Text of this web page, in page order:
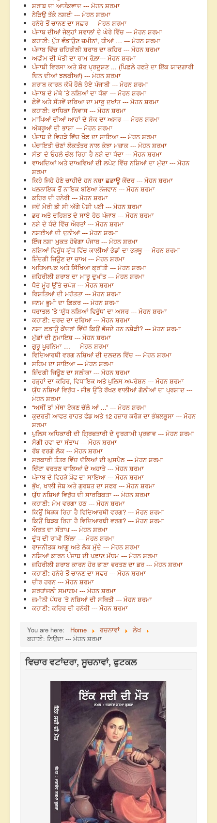
ਸ਼ਰਾਬ ਦਾ ਆਤੰਕਵਾਦ --- ਮੋਹਨ ਸ਼ਰਮਾ
ਨੇੜਿਉਂ ਤੱਕੇ ਨਸ਼ਈ --- ਮੋਹਨ ਸ਼ਰਮਾ
ਹਨੇਰੇ ਤੋਂ ਚਾਨਣ ਦਾ ਸਫ਼ਰ --- ਮੋਹਨ ਸ਼ਰਮਾ
ਪੰਜਾਬ ਦੀਆਂ ਜੇਲ੍ਹਾਂ ਸਵਾਲਾਂ ਦੇ ਘੇਰੇ ਵਿੱਚ --- ਮੋਹਨ ਸ਼ਰਮਾ
ਕਹਾਣੀ: ਪੁੱਤ ਵੰਡਾਉਣ ਜ਼ਮੀਨਾਂ, ਧੀਆਂ … --- ਮੋਹਨ ਸ਼ਰਮਾ
ਪੰਜਾਬ ਵਿੱਚ ਜ਼ਹਿਰੀਲੀ ਸ਼ਰਾਬ ਦਾ ਕਹਿਰ --- ਮੋਹਨ ਸ਼ਰਮਾ
ਅਫੀਮ ਦੀ ਖੇਤੀ ਦਾ ਰਾਮ ਰੌਲ਼ਾ--- ਮੋਹਨ ਸ਼ਰਮਾ
ਪੰਜਾਬੀ ਵਿਰਸਾ ਅਤੇ ਸ਼ੋਰ ਪ੍ਰਦੂਸ਼ਣ ... (ਪਿਛਲੇ ਹਫਤੇ ਦਾ ਇੱਕ ਯਾਦਗਾਰੀ
ਦਿਨ ਦੀਆਂ ਝਲਕੀਆਂ) --- ਮੋਹਨ ਸ਼ਰਮਾ
ਸ਼ਰਾਬ ਕਾਰਨ ਕੱਖੋਂ ਹੌਲੇ ਹੋਏ ਪੰਜਾਬੀ --- ਮੋਹਨ ਸ਼ਰਮਾ
ਪੰਜਾਬ ਦੇ ਮੱਥੇ ’ਤੇ ਨਸ਼ਿਆਂ ਦਾ ਧੱਬਾ --- ਮੋਹਨ ਸ਼ਰਮਾ
ਛੇਵੇਂ ਅਤੇ ਸੱਤਵੇਂ ਦਰਿਆ ਦਾ ਮਾਰੂ ਦੁਖਾਂਤ --- ਮੋਹਨ ਸ਼ਰਮਾ
ਕਹਾਣੀ: ਰਾਧਿਕਾ ਨਿਵਾਸ --- ਮੋਹਨ ਸ਼ਰਮਾ
ਮਾਪਿਆਂ ਦੀਆਂ ਆਹਾਂ ਦੇ ਸੇਕ ਦਾ ਅਸਰ --- ਮੋਹਨ ਸ਼ਰਮਾ
ਅੱਥਰੂਆਂ ਦੀ ਭਾਸ਼ਾ --- ਮੋਹਨ ਸ਼ਰਮਾ
ਪੰਜਾਬ ਦੇ ਵਿਹੜੇ ਵਿੱਚ ਖੌਫ਼ ਦਾ ਸਾਇਆ --- ਮੋਹਨ ਸ਼ਰਮਾ
ਪੰਚਾਇਤੀ ਚੋਣਾਂ ਲੋਕਤੰਤਰ ਨਾਲ ਕੋਝਾ ਮਜ਼ਾਕ --- ਮੋਹਨ ਸ਼ਰਮਾ
ਸੱਤਾ ਦੇ ਓਹਲੇ ਚੱਲ ਰਿਹਾ ਹੈ ਨਸ਼ੇ ਦਾ ਧੰਦਾ --- ਮੋਹਨ ਸ਼ਰਮਾ
ਵਾਅਦਿਆਂ ਅਤੇ ਦਾਅਵਿਆਂ ਦੀ ਲਪੇਟ ਵਿੱਚ ਨਸ਼ਿਆਂ ਦਾ ਮੁੱਦਾ --- ਮੋਹਨ
ਸ਼ਰਮਾ
ਕਿਹੋ ਜਿਹੇ ਹੋਣੇ ਚਾਹੀਦੇ ਹਨ ਨਸ਼ਾ ਛਡਾਊ ਕੇਂਦਰ --- ਮੋਹਨ ਸ਼ਰਮਾ
ਖਲਨਾਇਕ ਤੋਂ ਨਾਇਕ ਬਣਿਆ ਨੌਜਵਾਨ --- ਮੋਹਨ ਸ਼ਰਮਾ
ਕਹਿਰ ਦੀ ਹਨੇਰੀ --- ਮੋਹਨ ਸ਼ਰਮਾ
ਜਦੋਂ ਮੇਰੀ ਡੀ ਸੀ ਅੱਗੇ ਪੇਸ਼ੀ ਪਈ --- ਮੋਹਨ ਸ਼ਰਮਾ
ਡਰ ਅਤੇ ਦਹਿਸ਼ਤ ਦੇ ਸਾਏ ਹੇਠ ਪੰਜਾਬ --- ਮੋਹਨ ਸ਼ਰਮਾ
ਨਸ਼ੇ ਦੇ ਧੰਦੇ ਵਿੱਚ ਔਰਤਾਂ --- ਮੋਹਨ ਸ਼ਰਮਾ
ਨਸ਼ਈਆਂ ਦੀ ਦੁਨੀਆਂ --- ਮੋਹਨ ਸ਼ਰਮਾ
ਇੰਜ ਨਸ਼ਾ ਮੁਕਤ ਹੋਵੇਗਾ ਪੰਜਾਬ --- ਮੋਹਨ ਸ਼ਰਮਾ
ਨਸ਼ਿਆਂ ਵਿਰੁੱਧ ਯੁੱਧ ਵਿੱਚ ਕਾਲੀਆਂ ਭੇਡਾਂ ਦਾ ਭੜਥੂ --- ਮੋਹਨ ਸ਼ਰਮਾ
ਜ਼ਿੰਦਗੀ ਜਿਊਣ ਦਾ ਚਾਅ --- ਮੋਹਨ ਸ਼ਰਮਾ
ਅਧਿਆਪਕ ਅਤੇ ਸਿੱਖਿਆ ਕ੍ਰਾਂਤੀ --- ਮੋਹਨ ਸ਼ਰਮਾ
ਜ਼ਹਿਰੀਲੀ ਸ਼ਰਾਬ ਦਾ ਮਾਰੂ ਦੁਖਾਂਤ --- ਮੋਹਨ ਸ਼ਰਮਾ
ਧੋਤੇ ਮੂੰਹ ਉੱਤੇ ਚਪੇੜ --- ਮੋਹਨ ਸ਼ਰਮਾ
ਰਿਸ਼ਤਿਆਂ ਦੀ ਮਹੱਤਤਾ --- ਮੋਹਨ ਸ਼ਰਮਾ
ਜਨਮ ਭੂਮੀ ਦਾ ਫ਼ਿਕਰ --- ਮੋਹਨ ਸ਼ਰਮਾ
ਧਰਾਤਲ ’ਤੇ ‘ਯੁੱਧ ਨਸ਼ਿਆਂ ਵਿਰੁੱਧ’ ਦਾ ਅਸਰ --- ਮੋਹਨ ਸ਼ਰਮਾ
ਕਹਾਣੀ: ਦਰਦ ਦਾ ਦਰਿਆ --- ਮੋਹਨ ਸ਼ਰਮਾ
ਨਸ਼ਾ ਛਡਾਊ ਕੇਂਦਰਾਂ ਵਿੱਚੋਂ ਕਿਉਂ ਭੱਜਦੇ ਹਨ ਨਸ਼ੇੜੀ? --- ਮੋਹਨ ਸ਼ਰਮਾ
ਮੁੱਛਾਂ ਦੀ ਨੁਮਾਇਸ਼ --- ਮੋਹਨ ਸ਼ਰਮਾ
ਗੁਰੂ ਪੂਰਨਿਮਾ … --- ਮੋਹਨ ਸ਼ਰਮਾ
ਵਿਦਿਆਰਥੀ ਵਰਗ ਨਸ਼ਿਆਂ ਦੀ ਦਲਦਲ ਵਿੱਚ --- ਮੋਹਨ ਸ਼ਰਮਾ
ਸਹਿਮ ਦਾ ਸਾਇਆ --- ਮੋਹਨ ਸ਼ਰਮਾ
ਜ਼ਿੰਦਗੀ ਜਿਊਣ ਦਾ ਸਲੀਕਾ --- ਮੋਹਨ ਸ਼ਰਮਾ
ਹੜ੍ਹਾਂ ਦਾ ਕਹਿਰ, ਵਿਧਾਇਕ ਅਤੇ ਪੁਲਿਸ ਅਪਰੇਸ਼ਨ --- ਮੋਹਨ ਸ਼ਰਮਾ
ਯੁੱਧ ਨਸ਼ਿਆਂ ਵਿਰੁੱਧ - ਜੀਭ ਉੱਤੇ ਰੱਖਣ ਵਾਲੀਆਂ ਗੋਲੀਆਂ ਦਾ ਪ੍ਰਸ਼ਾਦ ---
ਮੋਹਨ ਸ਼ਰਮਾ
“ਅਸੀਂ ਤਾਂ ਮੱਥਾ ਟੇਕਣ ਚੱਲੇ ਆਂ ...” --- ਮੋਹਨ ਸ਼ਰਮਾ
ਕੁਦਰਤੀ ਆਫਤ ਰਾਹਤ ਫੰਡ ਅਤੇ 12 ਹਜ਼ਾਰ ਕਰੋੜ ਦਾ ਭੰਬਲਭੂਸਾ --- ਮੋਹਨ
ਸ਼ਰਮਾ
ਪੁਲਿਸ ਅਧਿਕਾਰੀ ਦੀ ਗ੍ਰਿਫਤਾਰੀ ਦੇ ਦੂਰਗਾਮੀ ਪ੍ਰਭਾਵ --- ਮੋਹਨ ਸ਼ਰਮਾ
ਸੋਗੀ ਹਵਾ ਦਾ ਸੰਤਾਪ --- ਮੋਹਨ ਸ਼ਰਮਾ
ਰੱਬ ਵਰਗੇ ਲੋਕ --- ਮੋਹਨ ਸ਼ਰਮਾ
ਸਰਕਾਰੀ ਤੰਤਰ ਵਿੱਚ ਦੱਲਿਆਂ ਦੀ ਘੁਸਪੈਠ --- ਮੋਹਨ ਸ਼ਰਮਾ
ਚਿੱਟਾ ਵਰਤਣ ਵਾਲਿਆਂ ਦੇ ਅਹਾਤੇ --- ਮੋਹਨ ਸ਼ਰਮਾ
ਪੰਜਾਬ ਦੇ ਵਿਹੜੇ ਖ਼ੌਫ ਦਾ ਸਾਇਆ --- ਮੋਹਨ ਸ਼ਰਮਾ
ਭੁੱਖ, ਖਾਲੀ ਜੇਬ ਅਤੇ ਗੁਰਬਤ ਦਾ ਸਫਰ --- ਮੋਹਨ ਸ਼ਰਮਾ
ਯੁੱਧ ਨਸ਼ਿਆਂ ਵਿਰੁੱਧ ਦੀ ਸਾਰਥਿਕਤਾ --- ਮੋਹਨ ਸ਼ਰਮਾ
ਕਹਾਣੀ: ਮੋਮ ਵਰਗਾ ਹਠ --- ਮੋਹਨ ਸ਼ਰਮਾ
ਕਿਉਂ ਥਿੜਕ ਰਿਹਾ ਹੈ ਵਿਦਿਆਰਥੀ ਵਰਗ? --- ਮੋਹਨ ਸ਼ਰਮਾ
ਕਿਉਂ ਥਿੜਕ ਰਿਹਾ ਹੈ ਵਿਦਿਆਰਥੀ ਵਰਗ? --- ਮੋਹਨ ਸ਼ਰਮਾ
ਔਰਤ ਦਾ ਸੰਤਾਪ --- ਮੋਹਨ ਸ਼ਰਮਾ
ਦੁੱਧ ਦੀ ਰਾਖੀ ਬਿੱਲਾ --- ਮੋਹਨ ਸ਼ਰਮਾ
ਰਾਜਨੀਤਕ ਆਗੂ ਅਤੇ ਲੋਕ ਮੁੱਦੇ --- ਮੋਹਨ ਸ਼ਰਮਾ
ਨਸ਼ਿਆਂ ਕਾਰਨ ਪੰਜਾਬ ਦੀ ਪਛਾਣ ਮੱਧਮ --- ਮੋਹਨ ਸ਼ਰਮਾ
ਜ਼ਹਿਰੀਲੀ ਸ਼ਰਾਬ ਕਾਰਨ ਹੋਰ ਭਾਣਾ ਵਰਤਣ ਦਾ ਡਰ --- ਮੋਹਨ ਸ਼ਰਮਾ
ਕਹਾਣੀ: ਹਨੇਰੇ ਤੋਂ ਚਾਨਣ ਦਾ ਸਫਰ --- ਮੋਹਨ ਸ਼ਰਮਾ
ਚੀਰ ਹਰਨ --- ਮੋਹਨ ਸ਼ਰਮਾ
ਸ਼ਰਧਾਂਜਲੀ ਸਮਾਗਮ --- ਮੋਹਨ ਸ਼ਰਮਾ
ਜ਼ਮੀਨੀ ਪੱਧਰ ’ਤੇ ਨਸ਼ਿਆਂ ਦੀ ਸਥਿਤੀ --- ਮੋਹਨ ਸ਼ਰਮਾ
ਕਹਾਣੀ: ਕਹਿਰ ਦੀ ਹਨੇਰੀ --- ਮੋਹਨ ਸ਼ਰਮਾ
You are here: Home ਰਚਨਾਵਾਂ
ਲੇਖ
ਕਹਾਣੀ: ਨਿਉਂਦਾ --- ਮੋਹਨ ਸ਼ਰਮਾ
ਵਿਚਾਰ ਵਟਾਂਦਰਾ, ਸੂਚਨਾਵਾਂ, ਫੁਟਕਲ